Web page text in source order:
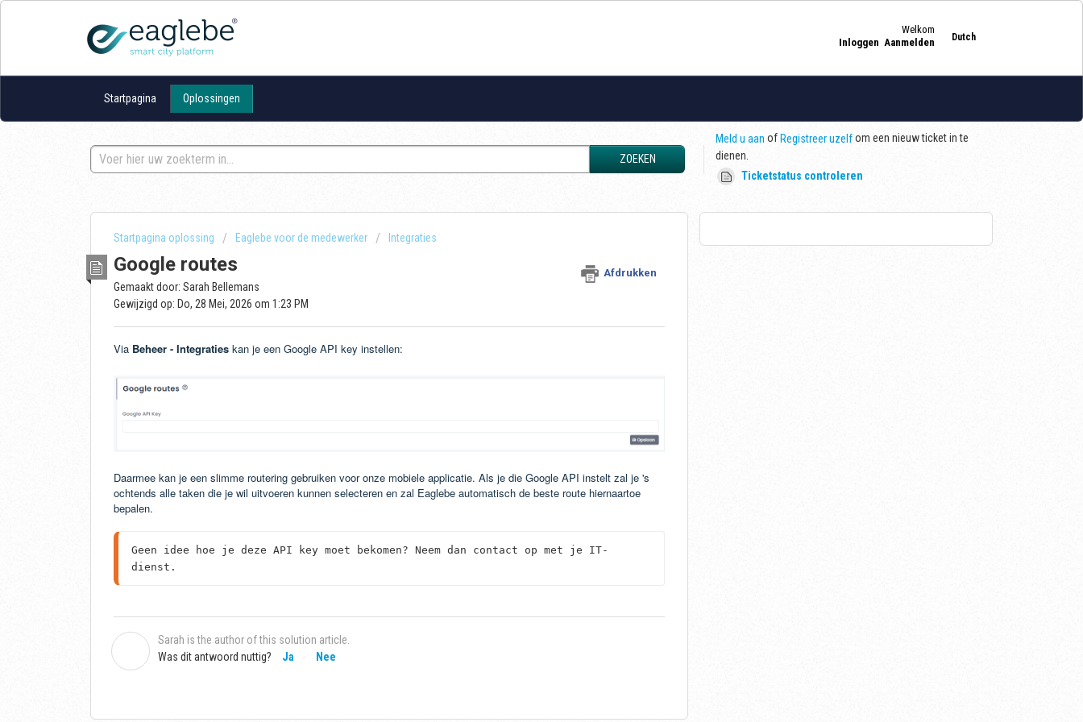
Dutch
Welkom
Inloggen Aanmelden
Startpagina Oplossingen
ZOEKEN
Meld u aan of Registreer uzelfom een nieuw ticket in te
dienen.
Ticketstatus controleren
Startpagina oplossing Eaglebe voor de medewerker Integraties
Google routes Afdrukken
Gemaakt door: Sarah Bellemans
Gewijzigd op: Do, 28 Mei, 2026 om 1:23 PM
Via Beheer - Integraties kan je een Google API key instellen:
Daarmee kan je een slimme routering gebruiken voor onze mobiele applicatie. Als je die Google API instelt zal je 's
ochtends alle taken die je wil uitvoeren kunnen selecteren en zal Eaglebe automatisch de beste route hiernaartoe
bepalen.
Geen idee hoe je deze API key moet bekomen? Neem dan contact op met je IT-
dienst.
Sarah is the author of this solution article.
Was dit antwoord nuttig?
Ja Nee